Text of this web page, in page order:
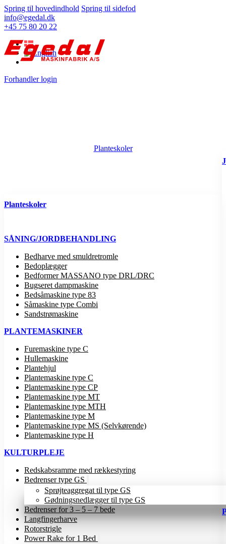
Spring til hovedindhold Spring til sidefod
info@egedal.dk
+45 75 80 20 22
Forhandler login
Planteskoler
Planteskoler
SÅNING/JORDBEHANDLING
Bedharve med smuldretromle
Bedoplægger
Bedformer MASSANO type DRL/DRC
Bugseret dampmaskine
Bedsåmaskine type 83
Såmaskine type Combi
Sandstrømaskine
PLANTEMASKINER
Furemaskine type C
Hullemaskine
Plantehjul
Plantemaskine type C
Plantemaskine type CP
Plantemaskine type MT
Plantemaskine type MTH
Plantemaskine type M
Plantemaskine type MS (Selvkørende)
Plantemaskine type H
KULTURPLEJE
Redskabsramme med rækkestyring
Bedrenser type GS
Sprøjteaggregat til type GS
Gødningsnedlægger til type GS
Bedrenser for 3 – 5 – 7 bede
Langfingerharve
Rotorstrigle
Power Rake for 1 Bed